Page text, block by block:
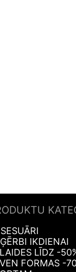
IKDIENAI
LĪDZ -
FORMAS -